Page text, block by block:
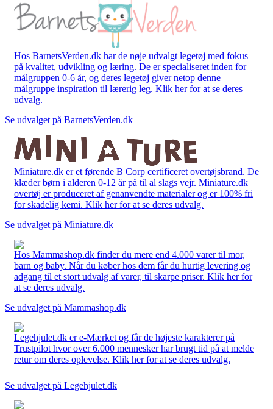
Hos BarnetsVerden.dk har de nøje udvalgt legetøj med fokus
på kvalitet, udvikling og læring. De er specialiseret inden for
målgruppen 0-6 år, og deres legetøj giver netop denne
målgruppe inspiration til lærerig leg. Klik her for at se deres
udvalg.
Se udvalget på BarnetsVerden.dk
Miniature.dk er et førende B Corp certificeret overtøjsbrand. De
klæder børn i alderen 0-12 år på til al slags vejr. Miniature.dk
overtøj er produceret af genanvendte materialer og er 100% fri
for skadelig kemi. Klik her for at se deres udvalg.
Se udvalget på Miniature.dk
Hos Mammashop.dk finder du mere end 4.000 varer til mor,
barn og baby. Når du køber hos dem får du hurtig levering og
adgang til et stort udvalg af varer, til skarpe priser. Klik her for
at se deres udvalg.
Se udvalget på Mammashop.dk
Legehjulet.dk er e-Mærket og får de højeste karakterer på
Trustpilot hvor over 6.000 mennesker har brugt tid på at melde
retur om deres oplevelse. Klik her for at se deres udvalg.
Se udvalget på Legehjulet.dk